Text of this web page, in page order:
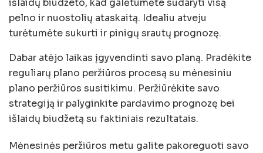
pelno ir nuostolių ataskaitą. Idealiu atveju
turėtumėte sukurti ir pinigų srautų prognozę.
Dabar atėjo laikas įgyvendinti savo planą. Pradėkite
reguliarų plano peržiūros procesą su mėnesiniu
plano peržiūros susitikimu. Peržiūrėkite savo
strategiją ir palyginkite pardavimo prognozę bei
išlaidų biudžetą su faktiniais rezultatais.
Mėnesinės peržiūros metu galite pakoreguoti savo